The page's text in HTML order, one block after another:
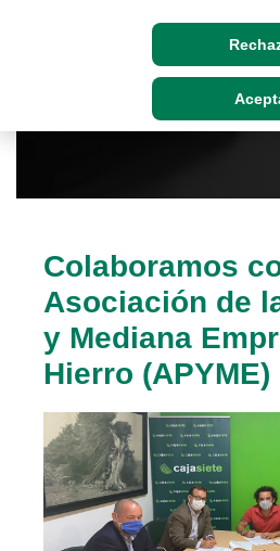
Colaboramos
Asociación de
y Mediana
Hierro (APYME)